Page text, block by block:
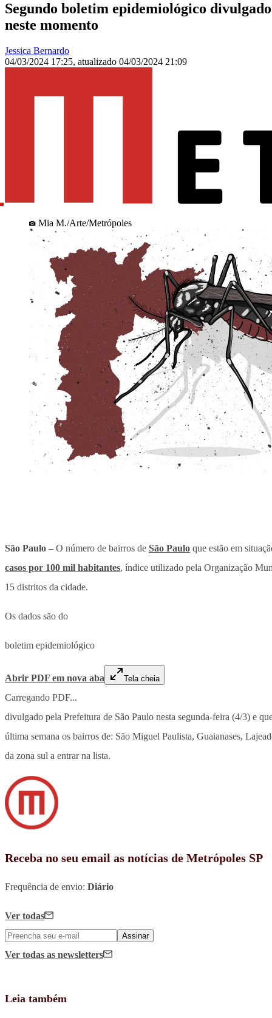
Segundo boletim epidemiológico
neste momento
Jessica Bernardo
04/03/2024 17:25, atualizado 04/03/2024 21:09
Mia M./Arte/Metrópoles
São Paulo – O número de bairros de São Paulo que estão em
casos por 100 mil habitantes, índice utilizado pela Organização
15 distritos da cidade.
Os dados são do
boletim epidemiológico
Abrir PDF em nova aba Tela cheia
Carregando PDF...
divulgado pela Prefeitura de São Paulo nesta segunda-feira (4/3) e
última semana os bairros de: São Miguel Paulista, Guaianases,
da zona sul a entrar na lista.
Receba no seu email as notícias de Metrópoles SP
Frequência de envio: Diário
Ver todas
Assinar
Ver todas as newsletters
Leia também